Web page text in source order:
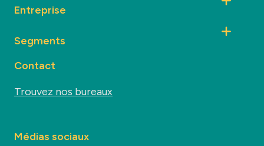
Entreprise
Segments
Contact
Trouvez nos bureaux
Médias sociaux